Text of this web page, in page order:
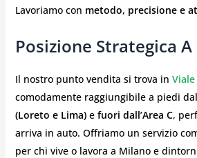
Lavoriamo con metodo, precisione e
Posizione Strategica
Il nostro punto vendita si trova in
comodamente raggiungibile a piedi
(Loreto e Lima)e fuori dall’Area C,
arriva in auto. Offriamo un servizio
per chi vive o lavora a Milano e